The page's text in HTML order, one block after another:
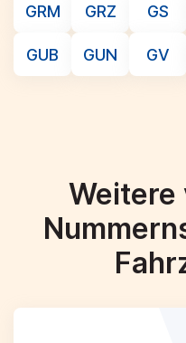
GRM GRZ GS
GUB GUN GV
Weitere